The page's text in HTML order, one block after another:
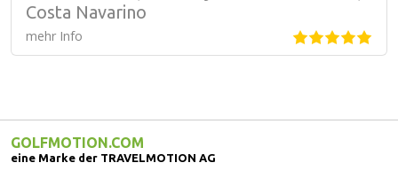
Costa Navarino
mehr Info
GOLFMOTION.COM
eine Marke der TRAVELMOTION AG